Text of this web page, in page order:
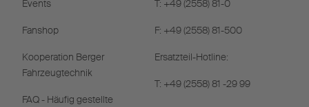
Events
Fanshop
Kooperation Berger
Fahrzeugtechnik
FAQ - Häufig gestellte
T: +49 (2558) 81-0
F: +49 (2558) 81-500
Ersatzteil-Hotline:
T: +49 (2558) 81 -29 99